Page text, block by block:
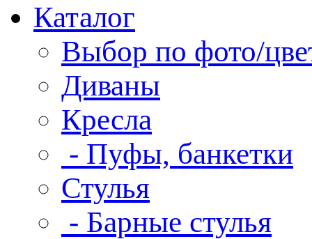
Каталог
Выбор по фото/
Диваны
Кресла
- Пуфы, банкетки
Стулья
- Барные стулья